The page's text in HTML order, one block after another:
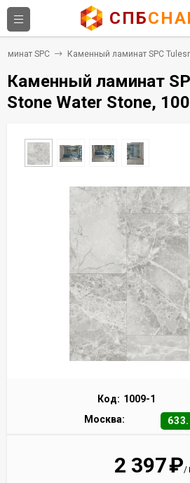
СПБ
SPC Каменный ламинат SPC
Каменный ламинат
Stone Water Stone,
Код: 1009-1
Москва:
2 397₽/